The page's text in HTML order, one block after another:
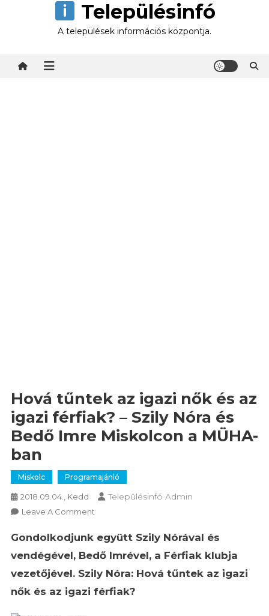
Településinfó
A települések információs központja.
Hová tűntek az igazi nők és az
igazi férfiak? – Szily Nóra és
Bedő Imre Miskolcon a MÜHA-
ban
Miskolc Programajánló
2018.09.04., Kedd Településinfó Admin
Leave A CommentOn
Tűntek
Az
Nők
És
Gondolkodjunk együtt Szily Nórával és
vendégével, Bedő Imrével, a Férfiak klubja
vezetőjével. Szily Nóra: Hová tűntek az igazi
nők és az igazi férfiak?